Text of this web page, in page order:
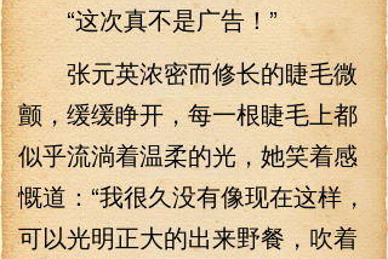
“这次真不是广告！”
张元英浓密而修长的睫毛微
颤，缓缓睁开，每一根睫毛上都
似乎流淌着温柔的光，她笑着感
慨道：“我很久没有像现在这样，
可以光明正大的出来野餐，吹着